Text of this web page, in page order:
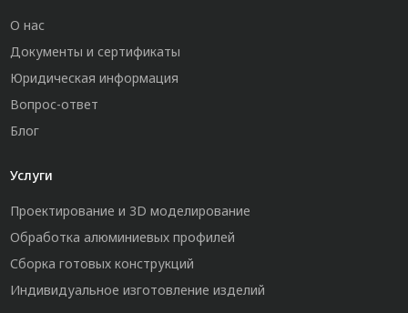
О нас
Документы и сертификаты
Юридическая информация
Вопрос-ответ
Блог
Услуги
Проектирование и 3D моделирование
Обработка алюминиевых профилей
Сборка готовых конструкций
Индивидуальное изготовление изделий